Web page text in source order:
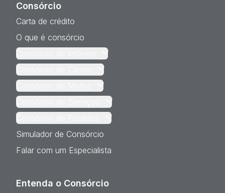
Consórcio
Carta de crédito
O que é consórcio
Simulador de Consórcio
Falar com um Especialista
Entenda o Consórcio